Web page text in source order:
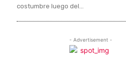
costumbre luego del...
- Advertisement -